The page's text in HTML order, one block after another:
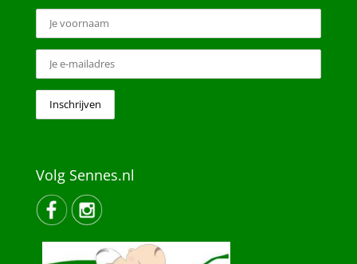
Volg Sennes.nl